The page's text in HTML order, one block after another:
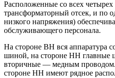
Расположенные со всех
трансформаторный отсек, и по
низкого напряжения)
обслуживающего персонала.
На стороне ВН вся аппаратура
шиной, на стороне НН
вторичные — медным
стороне НН имеют рядное